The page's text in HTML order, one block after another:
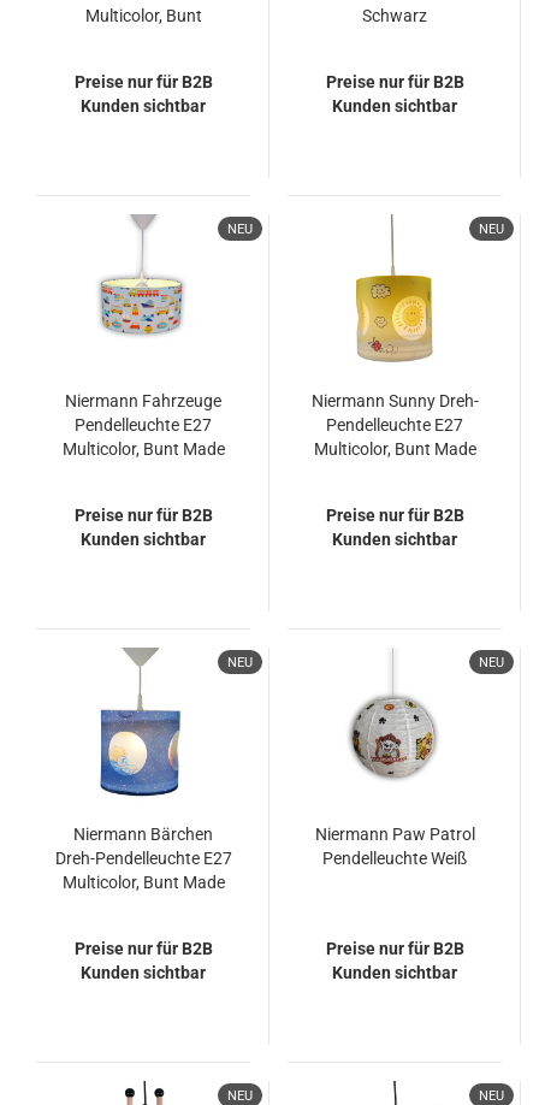
Multicolor, Bunt
Preise nur für B2B
Kunden sichtbar
Schwarz
Preise nur für B2B
Kunden sichtbar
NEU
Niermann Fahrzeuge
Pendelleuchte E27
Multicolor, Bunt Made
Preise nur für B2B
Kunden sichtbar
NEU
Niermann Sunny Dreh-
Pendelleuchte E27
Multicolor, Bunt Made
Preise nur für B2B
Kunden sichtbar
NEU
Niermann Bärchen
Dreh-Pendelleuchte E27
Multicolor, Bunt Made
Preise nur für B2B
Kunden sichtbar
NEU
Niermann Paw Patrol
Pendelleuchte Weiß
Preise nur für B2B
Kunden sichtbar
NEU NEU